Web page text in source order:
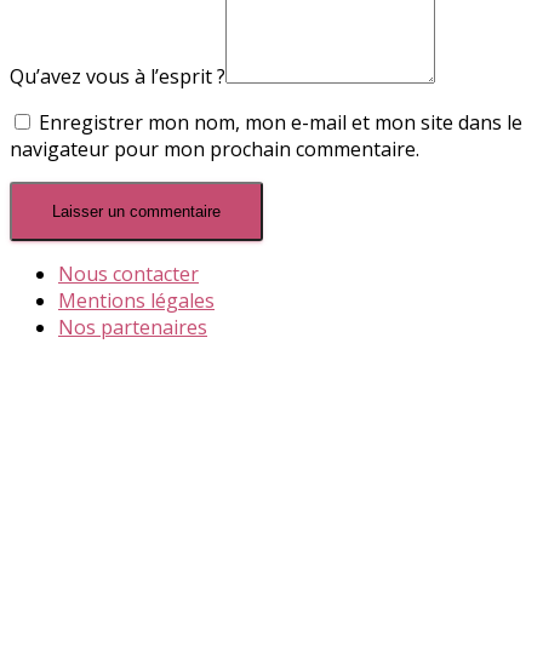
Qu’avez vous à l’esprit ?
Enregistrer mon nom, mon e-mail et mon site dans le
navigateur pour mon prochain commentaire.
Nous contacter
Mentions légales
Nos partenaires